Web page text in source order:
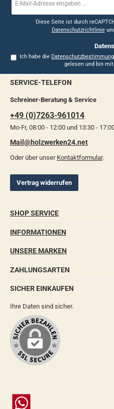
Mail-
Diese Seite ist durch
Datenschutzrichtlinie
Ich habe die
gelesen und bin
SERVICE-TELEFON
Schreiner-Beratung & Service
+49 (0)7263-961014
Mo-Fr, 08:00 - 12:00 und 13:30 -
Mail@holzwerken24.net
Oder über unser Kontaktformular.
Vertrag widerrufen
SHOP SERVICE
INFORMATIONEN
UNSERE MARKEN
ZAHLUNGSARTEN
SICHER EINKAUFEN
Ihre Daten sind sicher.
Chat